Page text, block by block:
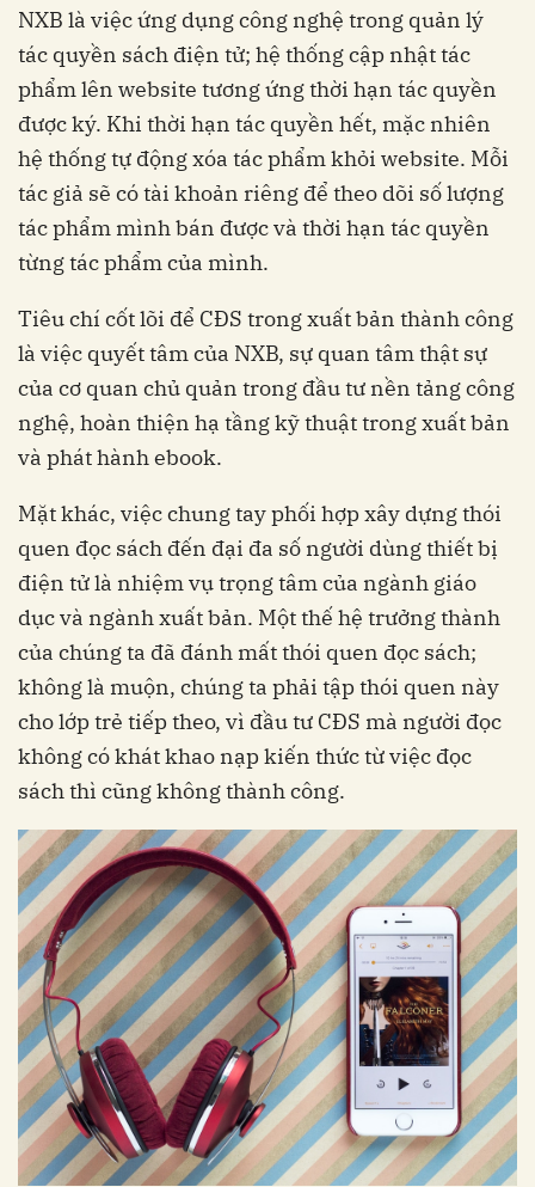
NXB là việc ứng dụng công nghệ trong quản lý
tác quyền sách điện tử; hệ thống cập nhật tác
phẩm lên website tương ứng thời hạn tác quyền
được ký. Khi thời hạn tác quyền hết, mặc nhiên
hệ thống tự động xóa tác phẩm khỏi website. Mỗi
tác giả sẽ có tài khoản riêng để theo dõi số lượng
tác phẩm mình bán được và thời hạn tác quyền
từng tác phẩm của mình.
Tiêu chí cốt lõi để CĐS trong xuất bản thành công
là việc quyết tâm của NXB, sự quan tâm thật sự
của cơ quan chủ quản trong đầu tư nền tảng công
nghệ, hoàn thiện hạ tầng kỹ thuật trong xuất bản
và phát hành ebook.
Mặt khác, việc chung tay phối hợp xây dựng thói
quen đọc sách đến đại đa số người dùng thiết bị
điện tử là nhiệm vụ trọng tâm của ngành giáo
dục và ngành xuất bản. Một thế hệ trưởng thành
của chúng ta đã đánh mất thói quen đọc sách;
không là muộn, chúng ta phải tập thói quen này
cho lớp trẻ tiếp theo, vì đầu tư CĐS mà người đọc
không có khát khao nạp kiến thức từ việc đọc
sách thì cũng không thành công.